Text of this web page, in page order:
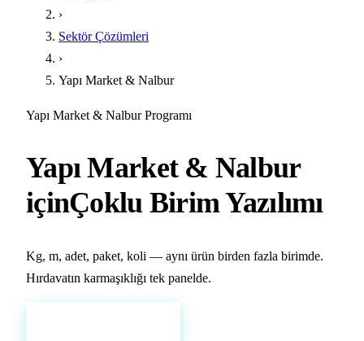
›
Sektör Çözümleri
›
Yapı Market & Nalbur
Yapı Market & Nalbur Programı
Yapı Market & Nalbur
içinÇoklu Birim Yazılımı
Kg, m, adet, paket, koli — aynı ürün birden fazla birimde.
Hırdavatın karmaşıklığı tek panelde.